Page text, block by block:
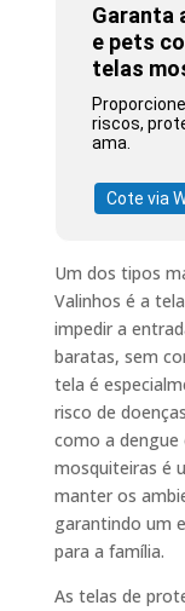
Garanta
e pets
telas
riscos,
ama.
Cote via
Um dos tipos
Valinhos é a
impedir a
baratas, sem
tela é
risco de
como a dengue
mosquiteiras é
manter os
garantindo um
para a família.
As telas de